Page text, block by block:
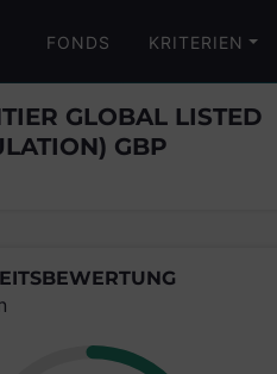
FONDS KRITERIEN
GLOBAL LISTED
GBP